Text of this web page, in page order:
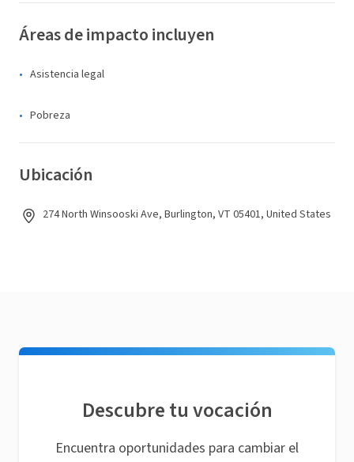
Áreas de impacto incluyen
Asistencia legal
Pobreza
Ubicación
274 North Winsooski Ave, Burlington, VT 05401, United States
Descubre tu vocación
Encuentra oportunidades para cambiar el